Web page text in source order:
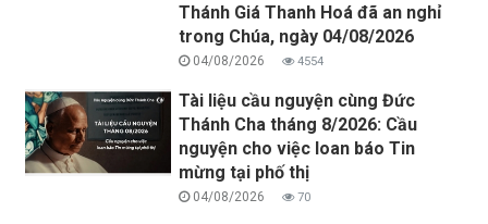
Thánh Giá Thanh Hoá đã an nghỉ
trong Chúa, ngày 04/08/2026
04/08/2026 4554
Tài liệu cầu nguyện cùng Đức
Thánh Cha tháng 8/2026: Cầu
nguyện cho việc loan báo Tin
mừng tại phố thị
04/08/2026 70